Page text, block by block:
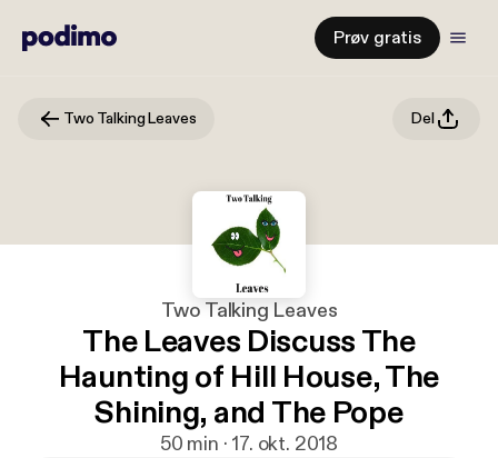
Prøv gratis
Two Talking Leaves Del
Two Talking Leaves
The Leaves Discuss The
Haunting of Hill House, The
Shining, and The Pope
50 min · 17. okt. 2018